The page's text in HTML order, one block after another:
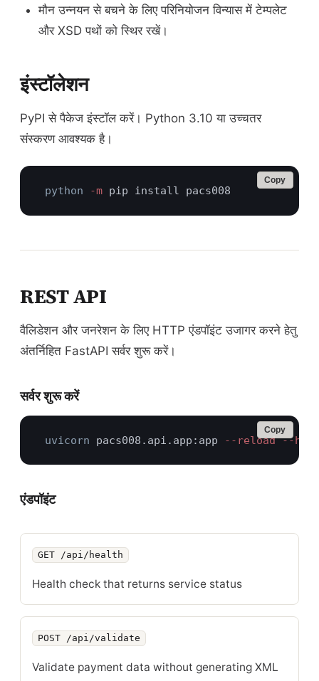
मौन उन्नयन से बचने के लिए परिनियोजन विन्यास में टेम्पलेट
और XSD पथों को स्थिर रखें।
इंस्टॉलेशन
PyPI से पैकेज इंस्टॉल करें। Python 3.10 या उच्चतर
संस्करण आवश्यक है।
python -m
Copy
REST API
वैलिडेशन और जनरेशन के लिए HTTP एंडपॉइंट उजागर करने हेतु
अंतर्निहित FastAPI सर्वर शुरू करें।
सर्वर शुरू करें
uvicorn pacs008.api.app:app --reload --
Copy
एंडपॉइंट
ENDPOINT विवरण
GET /api/health
Health check that returns service status
POST /api/validate
Validate payment data without generating XML